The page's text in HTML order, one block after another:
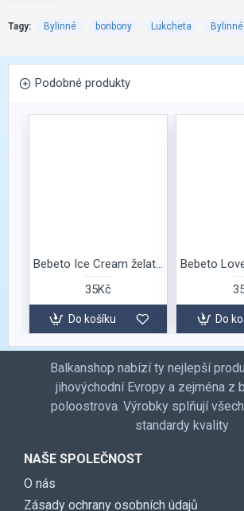
Tagy: Bylinné bonbony Lukcheta
Podobné produkty
Bebeto Ice Cream želatinové bonbóny
35Kč
Do košíku Do
Balkanshop nabízí ty nejlepší
jihovýchodní Evropy a zejména z
poloostrova. Výrobky splňují
standardy kvality
NAŠE SPOLEČNOST
O nás
Zásady ochrany osobních údajů